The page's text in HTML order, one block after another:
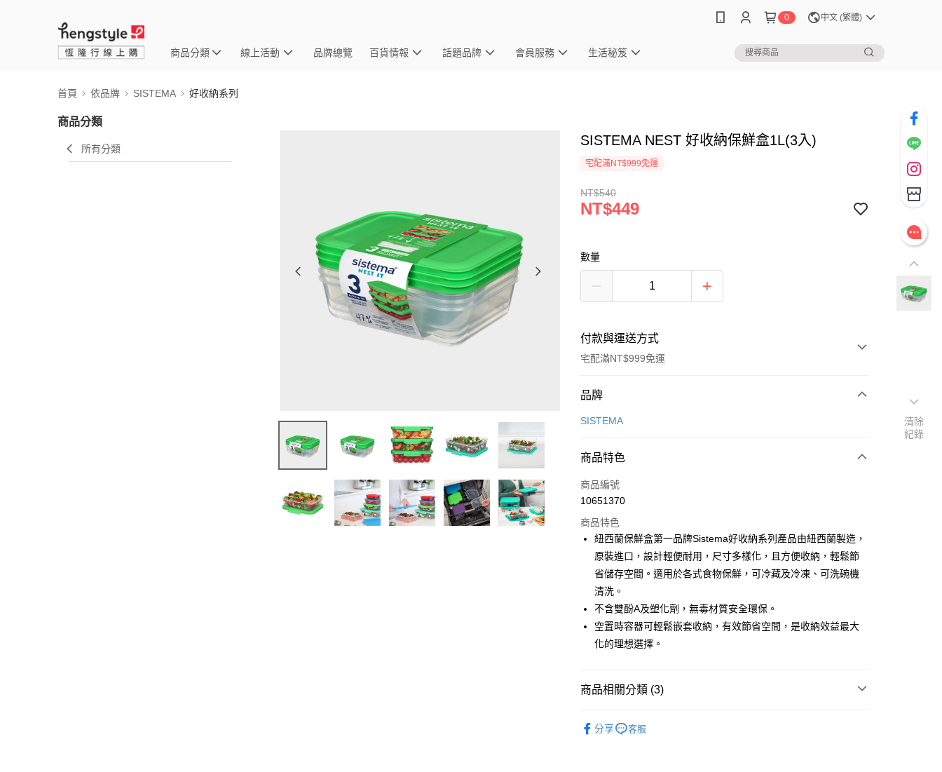
0 中文 (繁體)
商品分類 線上活動 品牌總覽 百貨情報 話題品牌 會員服務 生活秘笈
首頁 依品牌 SISTEMA 好收納系列
商品分類
所有分類
SISTEMA NEST 好收納保鮮盒1L(3入)
宅配滿NT$999免運
NT$540
NT$449
數量
付款與運送方式
宅配滿NT$999免運
付款方式
信用卡一次付款
合作金庫商業銀行
華南商業銀行
上海商業儲蓄銀行
國泰世華商業銀行
兆豐國際商業銀行
臺灣中小企業銀行
台中商業銀行
聯邦商業銀行
遠東國際商業銀行
元大商業銀行
玉山商業銀行
星展（台灣）商業銀行
台新國際商業銀行
中國信託商業銀行
台灣樂天信用卡公司
6 期 0 利率 每期
華南商業銀行
上海商業儲蓄銀行
台北富邦商業銀行
國泰世華商業銀行
兆豐國際商業銀行
臺灣中小企業銀行
台中商業銀行
匯豐（台灣）商業銀行
元大商業銀行
永豐商業銀行
玉山商業銀行
星展（台灣）商業銀行
台新國際商業銀行
即享券
LINE Pay
Apple Pay
街口支付
Google Pay
大哥付你分期
1.本服務由台灣大哥大提供，台灣大哥大用戶可立即使用無須另外申請。
完成交易。
ATM付款
運送方式
品牌
SISTEMA
商品特色
商品編號
10651370
商品特色
紐西蘭保鮮盒第一品牌Sistema好收納系列產品由紐西蘭製造，
原裝進口，設計輕便耐用，尺寸多樣化，且方便收納，輕鬆節
省儲存空間。適用於各式食物保鮮，可冷藏及冷凍、可洗碗機
清洗。
不含雙酚A及塑化劑，無毒材質安全環保。
空置時容器可輕鬆嵌套收納，有效節省空間，是收納效益最大
化的理想選擇。
商品相關分類 (3)
分享 客服
清除
紀錄